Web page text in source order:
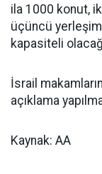
ila 1000 konut,
üçüncü
kapasiteli
İsrail
açıklama
Kaynak: AA